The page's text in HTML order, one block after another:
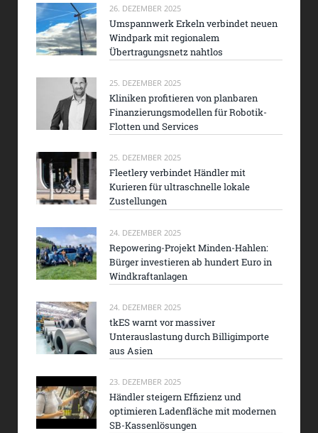
26. DEZEMBER 2025
Umspannwerk Erkeln verbindet neuen
Windpark mit regionalem
Übertragungsnetz nahtlos
25. DEZEMBER 2025
Kliniken profitieren von planbaren
Finanzierungsmodellen für Robotik-
Flotten und Services
25. DEZEMBER 2025
Fleetlery verbindet Händler mit
Kurieren für ultraschnelle lokale
Zustellungen
24. DEZEMBER 2025
Repowering-Projekt Minden-Hahlen:
Bürger investieren ab hundert Euro in
Windkraftanlagen
24. DEZEMBER 2025
tkES warnt vor massiver
Unterauslastung durch Billigimporte
aus Asien
23. DEZEMBER 2025
Händler steigern Effizienz und
optimieren Ladenfläche mit modernen
SB-Kassenlösungen